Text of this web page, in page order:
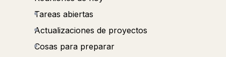
Tareas abiertas
Actualizaciones de proyectos
Cosas para preparar